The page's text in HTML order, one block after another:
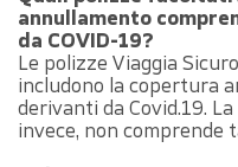
annullamento
da COVID-19?
Le polizze Viaggia
includono la copertura
derivanti da Covid.19.
invece, non comprende